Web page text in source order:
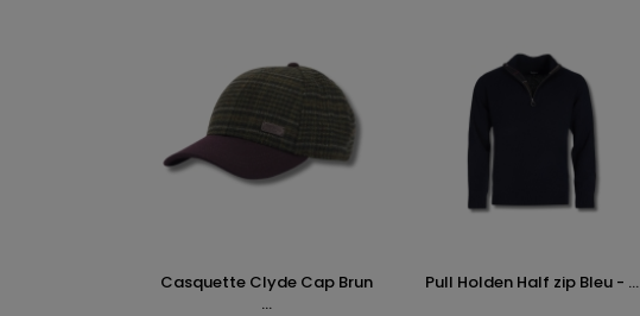
Casquette Clyde Cap Brun
...
Pull Holden Half zip Bleu - ...